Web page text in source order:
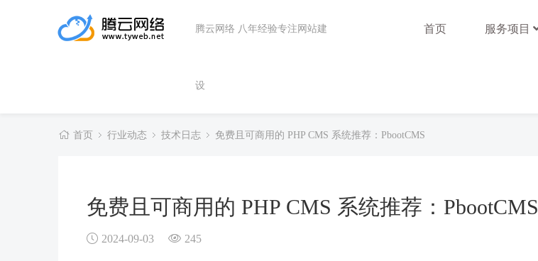
腾云网络 八年经验专注网站建
设
首页 服务项目
首页 行业动态 技术日志 免费且可商用的 PHP CMS 系统推荐：PbootCMS
免费且可商用的 PHP CMS 系统推荐：PbootCMS
2024-09-03 245